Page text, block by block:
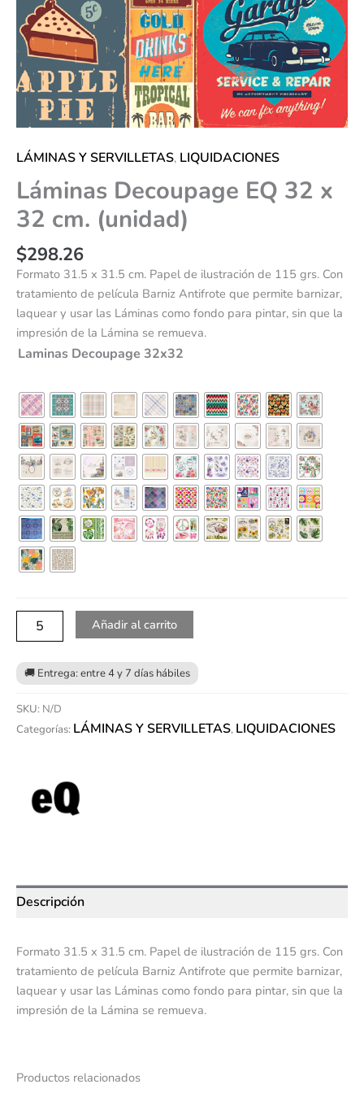
LÁMINAS Y SERVILLETAS, LIQUIDACIONES
Láminas Decoupage EQ 32 x
32 cm. (unidad)
$298.26
Formato 31.5 x 31.5 cm. Papel de ilustración de 115 grs. Con
tratamiento de película Barniz Antifrote que permite barnizar,
laquear y usar las Láminas como fondo para pintar, sin que la
impresión de la Lámina se remueva.
Laminas Decoupage 32x32
Añadir al carrito
SKU: N/D
Categorías: LÁMINAS Y SERVILLETAS, LIQUIDACIONES
Descripción
Formato 31.5 x 31.5 cm. Papel de ilustración de 115 grs. Con
tratamiento de película Barniz Antifrote que permite barnizar,
laquear y usar las Láminas como fondo para pintar, sin que la
impresión de la Lámina se remueva.
Productos relacionados